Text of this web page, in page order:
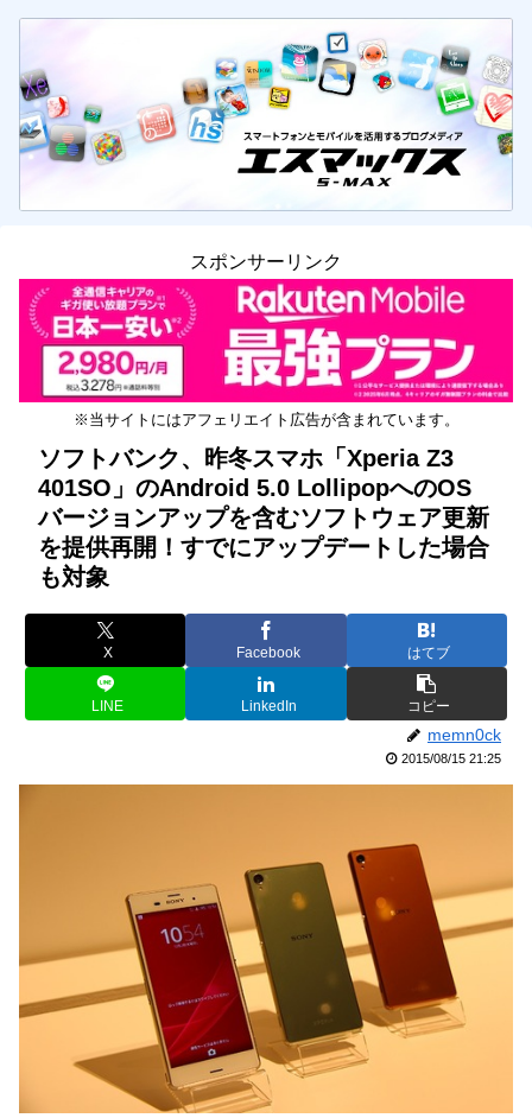
スポンサーリンク
※当サイトにはアフェリエイト広告が含まれています。
ソフトバンク、昨冬スマホ「Xperia Z3
401SO」のAndroid 5.0 LollipopへのOS
バージョンアップを含むソフトウェア更新
を提供再開！すでにアップデートした場合
も対象
X Facebook はてブ
LINE LinkedIn コピー
memn0ck
2015/08/15 21:25